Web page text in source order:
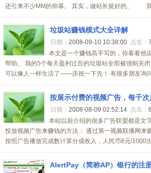
还引来不少MM的仰慕。 其实，做站长挺好的。
垃圾站赚钱模式大全详解
日期： 2008-09-10 10:38:00 点击：
本文是一个赚钱高手写的，你看看他
帮助。 我的5个每天盈利过百的垃圾站全部被强制关
可以像人一样生活了——庆祝一下先！ 有很多朋友询
按展示付费的视频广告，每千
日期： 2008-08-09 02:52:14 点击：
本站以前介绍的很多广告联盟都是文
投放视频广告来赚钱的方法： 通过第一视频联播网
按照广告播放完成数计算分成收入，人民币8元/1000
AlertPay（简称AP）银行的注